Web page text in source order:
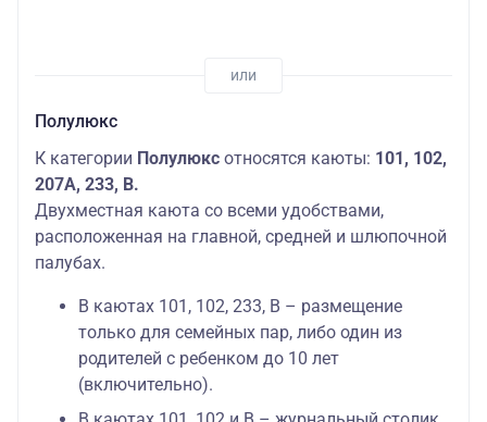
Полулюкс
К категории Полулюкс относятся каюты: 101, 102,
207А, 233, В.
Двухместная каюта со всеми удобствами,
расположенная на главной, средней и шлюпочной
палубах.
В каютах 101, 102, 233, В – размещение
только для семейных пар, либо один из
родителей с ребенком до 10 лет
(включительно).